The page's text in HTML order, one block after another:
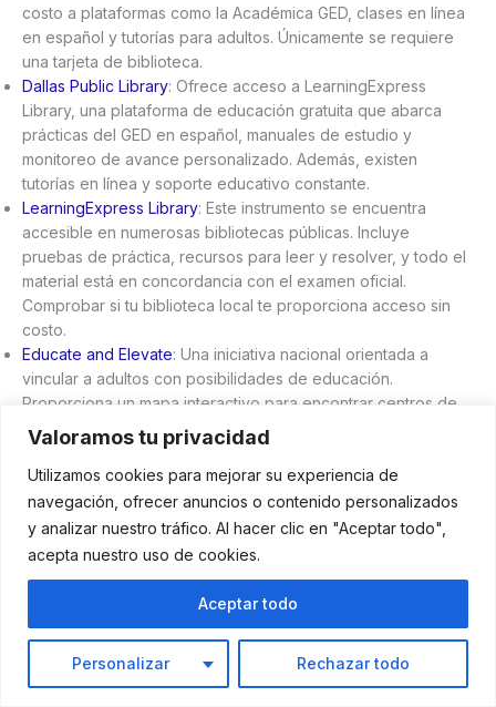
Valoramos tu privacidad
Utilizamos cookies para mejorar su experiencia de
navegación, ofrecer anuncios o contenido personalizados
y analizar nuestro tráfico. Al hacer clic en "Aceptar todo",
acepta nuestro uso de cookies.
Personalizar Rechazar todo
Aceptar todo
costo a plataformas como la Académica GED, clases en línea
en español y tutorías para adultos. Únicamente se requiere
una tarjeta de biblioteca.
Dallas Public Library: Ofrece acceso a LearningExpress
Library, una plataforma de educación gratuita que abarca
prácticas del GED en español, manuales de estudio y
monitoreo de avance personalizado. Además, existen
tutorías en línea y soporte educativo constante.
LearningExpress Library: Este instrumento se encuentra
accesible en numerosas bibliotecas públicas. Incluye
pruebas de práctica, recursos para leer y resolver, y todo el
material está en concordancia con el examen oficial.
Comprobar si tu biblioteca local te proporciona acceso sin
costo.
Educate and Elevate: Una iniciativa nacional orientada a
vincular a adultos con posibilidades de educación.
Proporciona un mapa interactivo para encontrar centros de
GED en línea y destaca programas de la comunidad con
¿Es viable eliminar el GED si no cuenta con documentos?
En Estados Unidos, la prueba GED está disponible para
personas sin documentos. No es imprescindible poseer una
condición migratoria regular para inscribirse y presentar el
examen, siempre que cumplas con los requisitos básicos
como la edad mínima (16 años o más) y una documentación
de identidad válida. Esta oportunidad facilita que los
inmigrantes sin tener acceso a mejores alternativas de